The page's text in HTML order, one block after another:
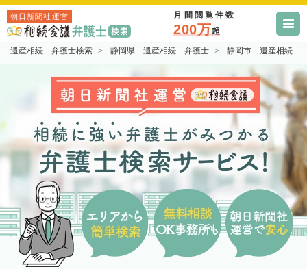
朝日新聞社運営 月間閲覧件数
200万超
遺産相続 弁護士検索 静岡県 遺産相続 弁護士 静岡市 遺産相続